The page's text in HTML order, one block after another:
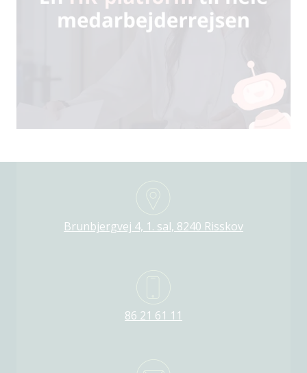
Brunbjergvej 4, 1. sal, 8240 Risskov
86 21 61 11